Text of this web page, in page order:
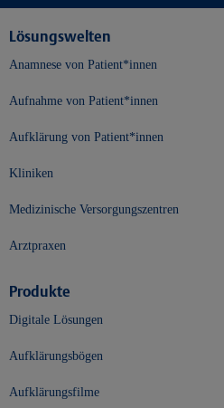
Lösungswelten
Anamnese von Patient*innen
Aufnahme von Patient*innen
Aufklärung von Patient*innen
Kliniken
Medizinische Versorgungszentren
Arztpraxen
Produkte
Digitale Lösungen
Aufklärungsbögen
Aufklärungsfilme